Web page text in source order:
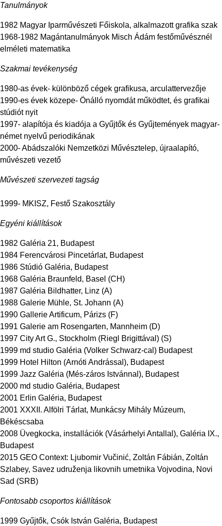
Tanulmányok
1982 Magyar Iparművészeti Főiskola, alkalmazott grafika szak
1968-1982 Magántanulmányok Misch Ádám festőművésznél
elméleti matematika
Szakmai tevékenység
1980-as évek- különböző cégek grafikusa, arculattervezője
1990-es évek közepe- Önálló nyomdát működtet, és grafikai
stúdiót nyit
1997- alapítója és kiadója a Gyűjtők és Gyűjtemények magyar-
német nyelvű periodikának
2000- Abádszalóki Nemzetközi Művésztelep, újraalapító,
művészeti vezető
Művészeti szervezeti tagság
1999- MKISZ, Festő Szakosztály
Egyéni kiállítások
1982 Galéria 21, Budapest
1984 Ferencvárosi Pincetárlat, Budapest
1986 Stúdió Galéria, Budapest
1968 Galéria Braunfeld, Basel (CH)
1987 Galéria Bildhatter, Linz (A)
1988 Galerie Mühle, St. Johann (A)
1990 Gallerie Artificum, Párizs (F)
1991 Galerie am Rosengarten, Mannheim (D)
1997 City Art G., Stockholm (Riegl Brigittával) (S)
1999 md studio Galéria (Volker Schwarz-cal) Budapest
1999 Hotel Hilton (Arnóti Andrással), Budapest
1999 Jazz Galéria (Més-záros Istvánnal), Budapest
2000 md studio Galéria, Budapest
2001 Erlin Galéria, Budapest
2001 XXXII. Alfölri Tárlat, Munkácsy Mihály Múzeum,
Békéscsaba
2008 Üvegkocka, installációk (Vásárhelyi Antallal), Galéria IX.,
Budapest
2015 GEO Context: Ljubomir Vučinić, Zoltán Fábián, Zoltán
Szlabey, Savez udruženja likovnih umetnika Vojvodina, Novi
Sad (SRB)
Fontosabb csoportos kiállítások
1999 Gyűjtők, Csók István Galéria, Budapest